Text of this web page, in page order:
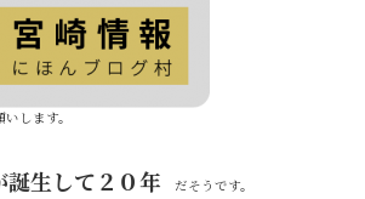
します。
誕生して２０年 だそうです。